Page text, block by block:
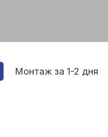
Монтаж за 1-2 дня